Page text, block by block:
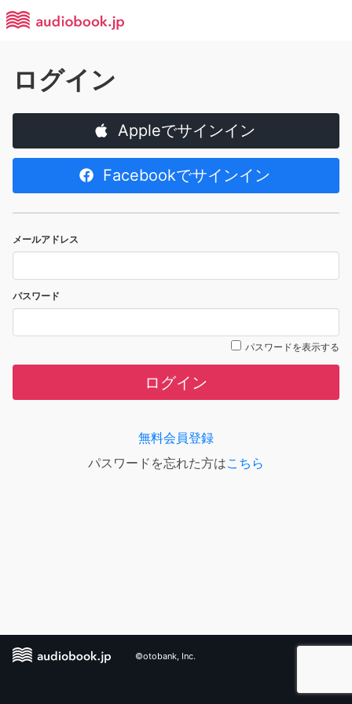
ログイン
Appleでサインイン
Facebookでサインイン
メールアドレス
パスワード
パスワードを表示する
ログイン
無料会員登録
パスワードを忘れた方はこちら
©otobank, Inc.